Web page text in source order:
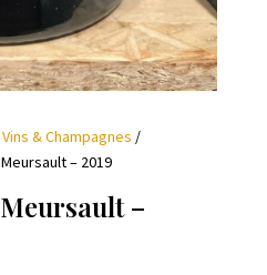
Vins & Champagnes /
– 2019
–